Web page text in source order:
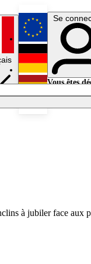
English
Deutsch
Se
Vous êtes
à jubiler face aux